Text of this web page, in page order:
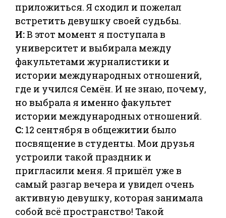
приложиться. Я сходил и пожелал
встретить девушку своей судьбы.
И:В этот момент я поступала в
университет и выбирала между
факультетами журналистики и
истории международных отношений,
где и учился Семён. И не знаю, почему,
но выбрала я именно факультет
истории международных отношений.
С: 12 сентября в общежитии было
посвящение в студенты. Мои друзья
устроили такой праздник и
пригласили меня. Я пришёл уже в
самый разгар вечера и увидел очень
активную девушку, которая занимала
собой всё пространство! Такой